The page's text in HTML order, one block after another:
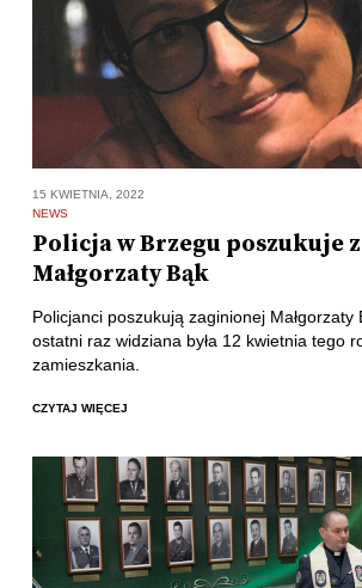
15 KWIETNIA, 2022
NEWS
Policja w Brzegu poszukuje
Małgorzaty Bąk
Policjanci poszukują zaginionej Małgorzaty
ostatni raz widziana była 12 kwietnia tego
zamieszkania.
CZYTAJ WIĘCEJ